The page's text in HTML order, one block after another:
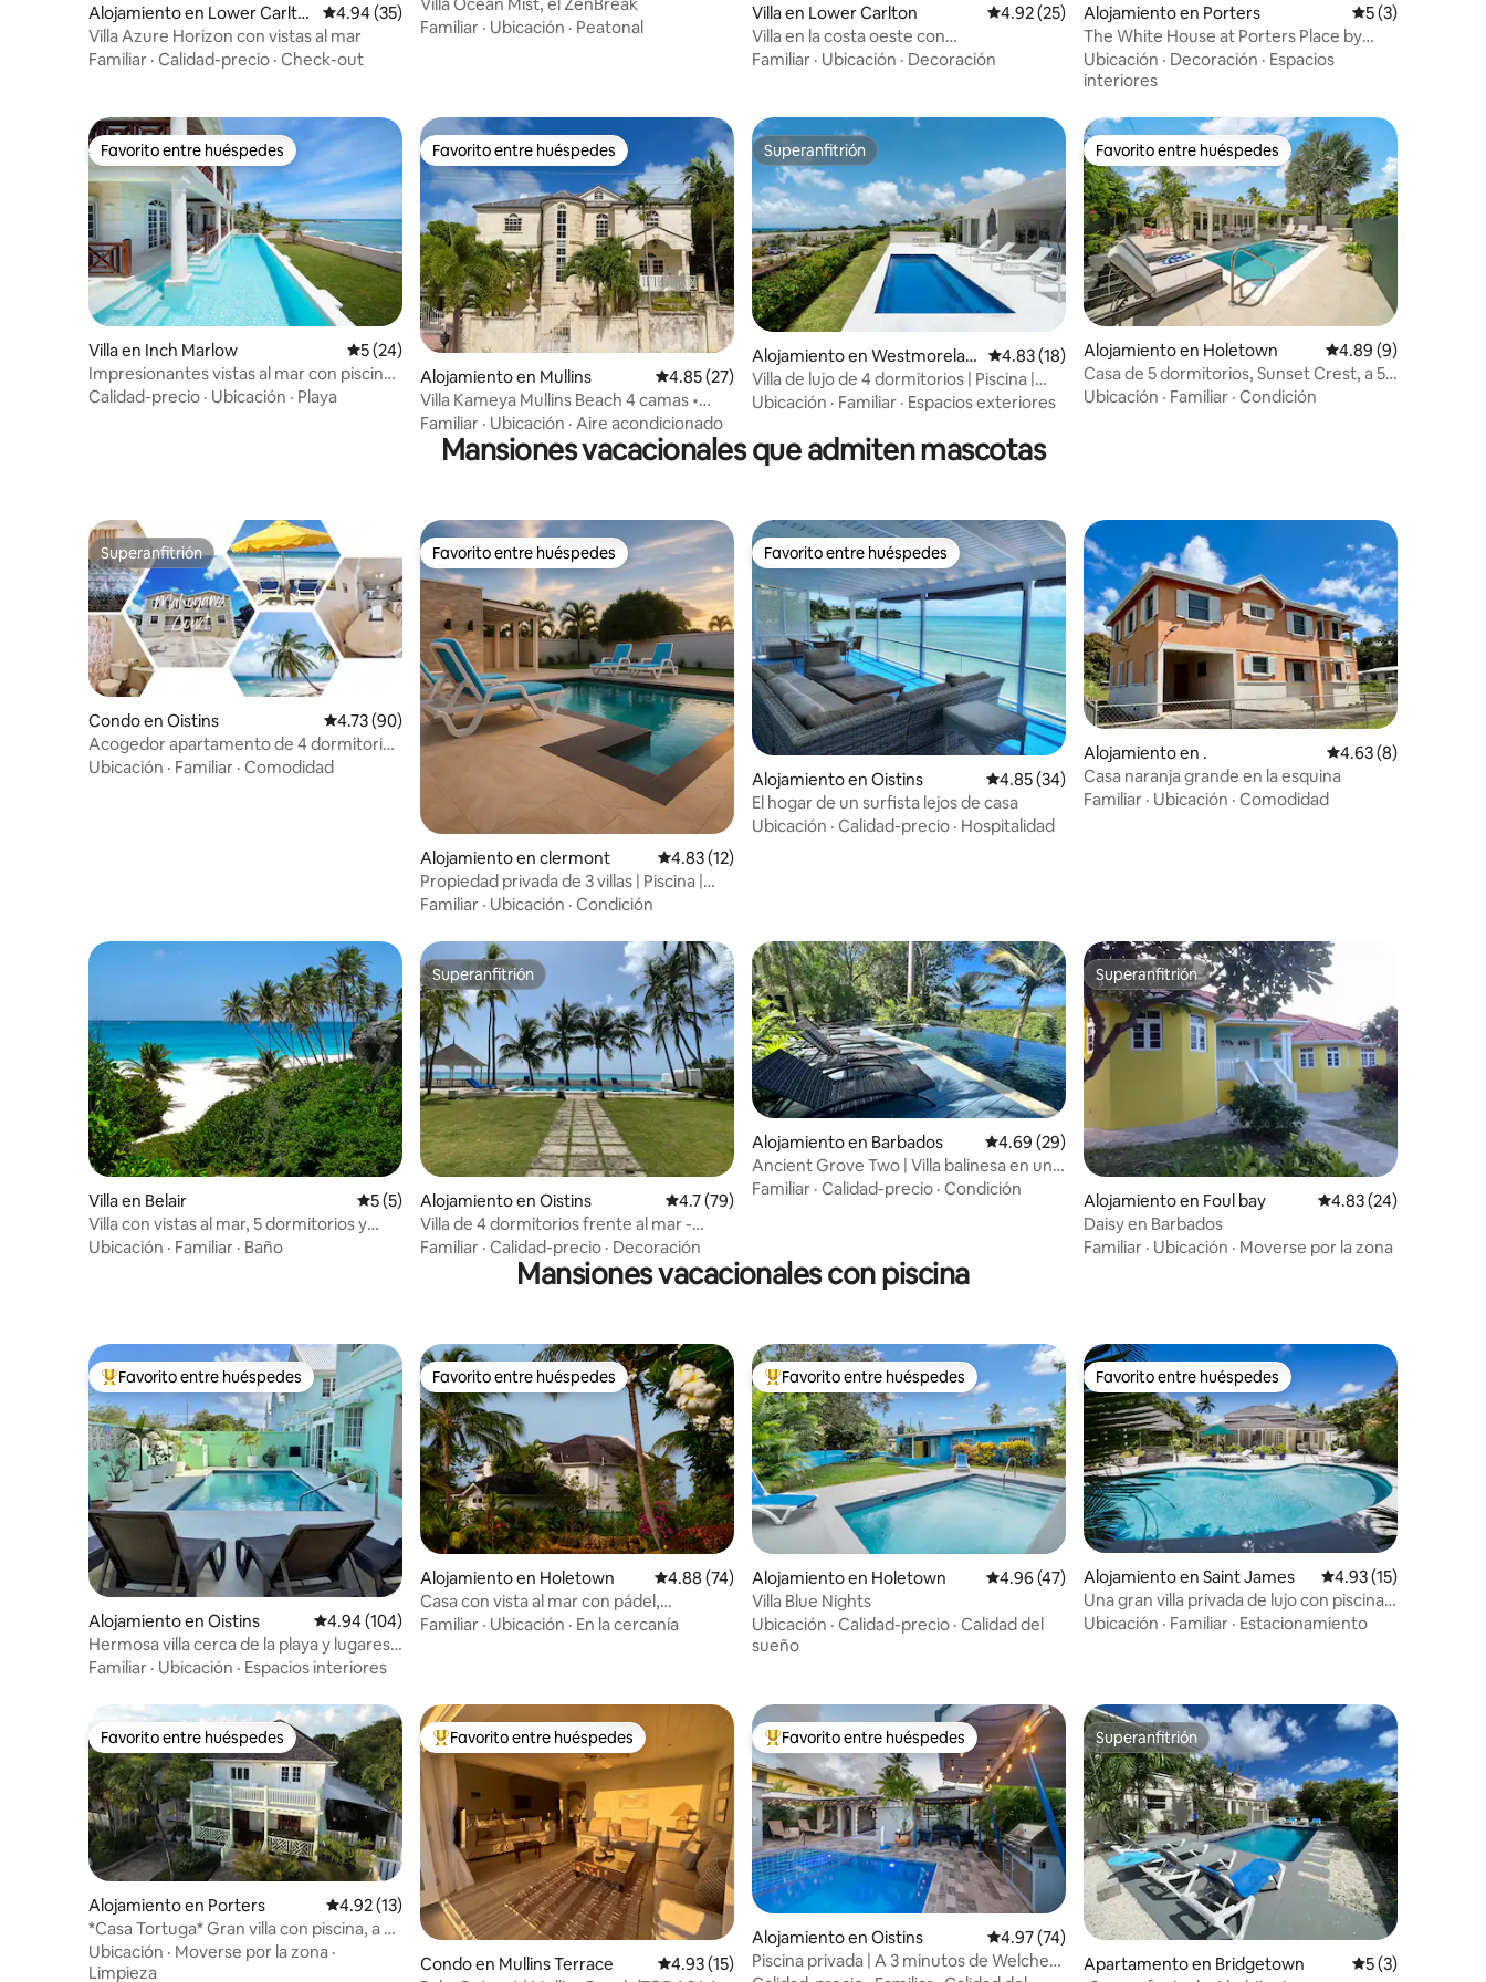
Alojamiento en Lower Carlto
n
Calificación promedio: 4.94 de 5, 35 reseñas
4.94 (35)
Villa Azure Horizon con vistas al mar
Familiar · Calidad-precio · Check-out
Familiar · Ubicación · Peatonal
Villa en Lower Carlton Calificación promedio: 4.92 de 5, 25 reseñas
4.92 (25)
Villa en la costa oeste con
impresionantes vistas al mar y capacidad
Familiar · Ubicación · Decoración
Alojamiento en Porters Calificación
5 (3)
The White House at Porters Place by
Young Estates
Ubicación · Decoración · Espacios
interiores
Favorito entre huéspedes
Favorito entre huéspedes
Villa en Inch Marlow Calificación promedio: 5 de 5, 24 reseñas
5 (24)
Impresionantes vistas al mar con piscina -
Coral Cove House
Calidad-precio · Ubicación · Playa
Favorito entre huéspedes
Favorito entre huéspedes
Alojamiento en Mullins Calificación promedio: 4.85 de 5, 27 reseñas
4.85 (27)
Villa Kameya Mullins Beach 4 camas •
Piscina y jacuzzi
Familiar · Ubicación · Aire acondicionado
Superanfitrión
Superanfitrión
Alojamiento en Westmorelan
d
Calificación promedio: 4.83 de 5, 18 reseñas
4.83 (18)
Villa de lujo de 4 dormitorios | Piscina |
Club de playa | Costa oeste
Ubicación · Familiar · Espacios exteriores
Favorito entre huéspedes
Favorito entre huéspedes
Alojamiento en Holetown Calificación
4.89 (9)
Casa de 5 dormitorios, Sunset Crest, a 5
minutos a pie de la playa
Ubicación · Familiar · Condición
Mansiones vacacionales que admiten mascotas
Superanfitrión
Superanfitrión
Condo en Oistins Calificación promedio: 4.73 de 5, 90 reseñas
4.73 (90)
Acogedor apartamento de 4 dormitorios
| Cerca de la playa y la vida nocturna
Ubicación · Familiar · Comodidad
Favorito entre huéspedes
Favorito entre huéspedes
Alojamiento en clermont Calificación promedio: 4.83 de 5, 12 reseñas
4.83 (12)
Propiedad privada de 3 villas | Piscina |
Capacidad para 15 personas
Familiar · Ubicación · Condición
Favorito entre huéspedes
Favorito entre huéspedes
Alojamiento en Oistins Calificación promedio: 4.85 de 5, 34 reseñas
4.85 (34)
El hogar de un surfista lejos de casa
Ubicación · Calidad-precio · Hospitalidad
Alojamiento en . Calificación
4.63 (8)
Casa naranja grande en la esquina
Familiar · Ubicación · Comodidad
Villa en Belair Calificación promedio: 5 de 5, 5 reseñas
5 (5)
Villa con vistas al mar, 5 dormitorios y
piscina privada
Ubicación · Familiar · Baño
Superanfitrión
Superanfitrión
Alojamiento en Oistins Calificación promedio: 4.7 de 5, 79 reseñas
4.7 (79)
Villa de 4 dormitorios frente al mar -
Cerca de St. Lawrence Gap
Familiar · Calidad-precio · Decoración
Alojamiento en Barbados Calificación promedio: 4.69 de 5, 29 reseñas
4.69 (29)
Ancient Grove Two | Villa balinesa en una
casa del árbol
Familiar · Calidad-precio · Condición
Superanfitrión
Superanfitrión
Alojamiento en Foul bay Calificación
4.83 (24)
Daisy en Barbados
Familiar · Ubicación · Moverse por la zona
Mansiones vacacionales con piscina
Favorito entre huéspedes preferido
Favorito entre huéspedes
Alojamiento en Oistins Calificación promedio: 4.94 de 5, 104 reseñas
4.94 (104)
Hermosa villa cerca de la playa y lugares
para hacer surf
Familiar · Ubicación · Espacios interiores
Favorito entre huéspedes
Favorito entre huéspedes
Alojamiento en Holetown Calificación promedio: 4.88 de 5, 74 reseñas
4.88 (74)
Casa con vista al mar con pádel,
gimnasio, tenis, piscinas, etc.
Familiar · Ubicación · En la cercanía
Favorito entre huéspedes preferido
Favorito entre huéspedes
Alojamiento en Holetown Calificación promedio: 4.96 de 5, 47 reseñas
4.96 (47)
Villa Blue Nights
Ubicación · Calidad-precio · Calidad del
sueño
Favorito entre huéspedes
Favorito entre huéspedes
Alojamiento en Saint James Calificación
4.93 (15)
Una gran villa privada de lujo con piscina
en el Caribe
Ubicación · Familiar · Estacionamiento
Favorito entre huéspedes
Favorito entre huéspedes
Alojamiento en Porters Calificación promedio: 4.92 de 5, 13 reseñas
4.92 (13)
*Casa Tortuga* Gran villa con piscina, a 3
minutos de la playa
Ubicación · Moverse por la zona ·
Limpieza
Favorito entre huéspedes preferido
Favorito entre huéspedes
Condo en Mullins Terrace Calificación promedio: 4.93 de 5, 15 reseñas
4.93 (15)
Favorito entre huéspedes preferido
Favorito entre huéspedes
Alojamiento en Oistins Calificación promedio: 4.97 de 5, 74 reseñas
4.97 (74)
Piscina privada | A 3 minutos de Welches
Superanfitrión
Superanfitrión
Apartamento en Bridgetown Calificación
5 (3)